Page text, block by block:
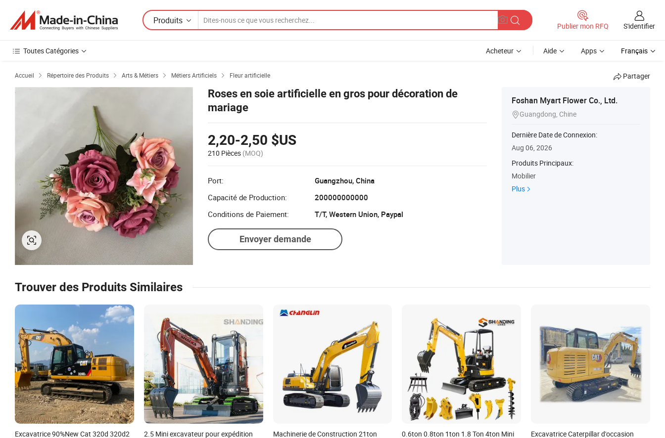
Produits
Publier mon RFQ S'identifier
Toutes Catégories Acheteur Aide Apps Français
Accueil  Répertoire des Produits  Arts & Métiers  Métiers Artificiels  Fleur artificielle Partager
Roses en soie artificielle en gros pour décoration de
mariage
2,20-2,50 $US
210 Pièces (MOQ)
Port:
Guangzhou, China
Capacité de Production:
200000000000
Conditions de Paiement:
T/T, Western Union, Paypal
Envoyer demande
Foshan Myart Flower Co., Ltd.
Guangdong, Chine
Dernière Date de Connexion:
Aug 06, 2026
Produits Principaux:
Mobilier
Plus
Trouver des Produits Similaires
Excavatrice 90%New Cat 320d 320d2
2.5 Mini excavateur pour expédition
Machinerie de Construction 21ton
0.6ton 0.8ton 1ton 1.8 Ton 4ton Mini
Excavatrice Caterpillar d'occasion